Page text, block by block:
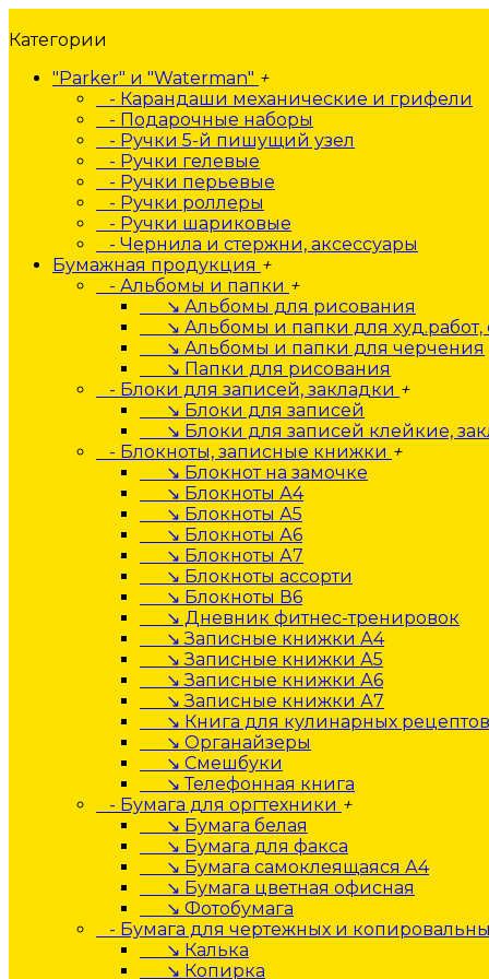
Категории
"Parker" и "Waterman" +
- Карандаши механические и грифели
- Подарочные наборы
- Ручки 5-й пишущий узел
- Ручки гелевые
- Ручки перьевые
- Ручки роллеры
- Ручки шариковые
- Чернила и стержни, аксессуары
Бумажная продукция +
- Альбомы и папки +
↘ Альбомы для рисования
↘ Альбомы и папки для худ.работ,
↘ Альбомы и папки для черчения
↘ Папки для рисования
- Блоки для записей, закладки +
↘ Блоки для записей
↘ Блоки для записей клейкие,
- Блокноты, записные книжки +
↘ Блокнот на замочке
↘ Блокноты А4
↘ Блокноты А5
↘ Блокноты А6
↘ Блокноты А7
↘ Блокноты ассорти
↘ Блокноты В6
↘ Дневник фитнес-тренировок
↘ Записные книжки А4
↘ Записные книжки А5
↘ Записные книжки А6
↘ Записные книжки А7
↘ Книга для кулинарных рецептов
↘ Органайзеры
↘ Смешбуки
↘ Телефонная книга
- Бумага для оргтехники +
↘ Бумага белая
↘ Бумага для факса
↘ Бумага самоклеящаяся А4
↘ Бумага цветная офисная
↘ Фотобумага
- Бумага для чертежных и
↘ Калька
↘ Копирка